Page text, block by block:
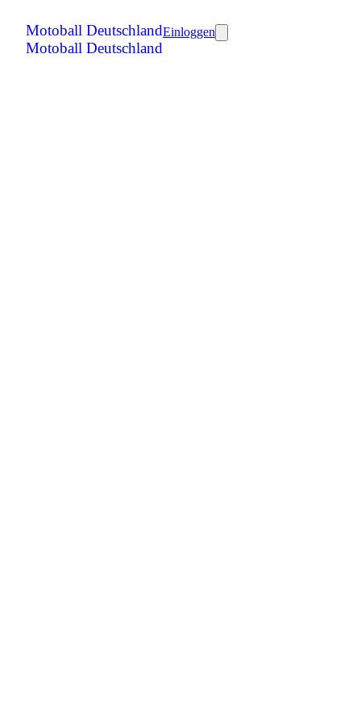
Motoball Deutschland
Motoball Deutschland
Einloggen